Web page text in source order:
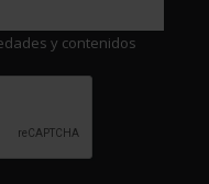
y contenidos